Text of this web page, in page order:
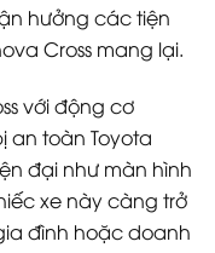
hưởng các tiện
Cross mang lại.
với động cơ
an toàn Toyota
đại như màn hình
xe này càng trở
đình hoặc doanh